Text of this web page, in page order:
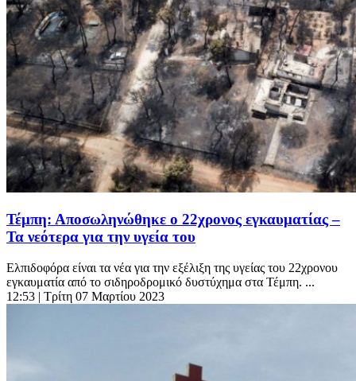
Τέμπη: Αποσωληνώθηκε ο 22χρονος εγκαυματίας –
Τα νεότερα για την υγεία του
Ελπιδοφόρα είναι τα νέα για την εξέλιξη της υγείας του 22χρονου
εγκαυματία από το σιδηροδρομικό δυστύχημα στα Τέμπη. ...
12:53 | Τρίτη 07 Μαρτίου 2023